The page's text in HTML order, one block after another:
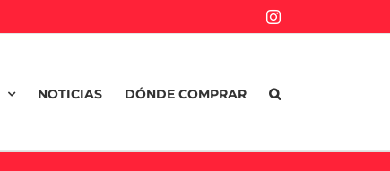
Instagram
NOTICIAS DÓNDE COMPRAR